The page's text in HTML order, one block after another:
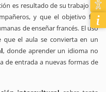
es resultado de su trabajo de
y que el objetivo fue
de enseñar francés. El uso
que el aula se convierta en un
, donde aprender un idioma no
de entrada a nuevas formas de